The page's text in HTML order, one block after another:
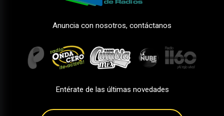
Anuncia con nosotros, contáctanos
Entérate de las últimas novedades